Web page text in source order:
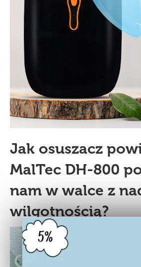
Jak osuszacz
MalTec DH-800
nam w walce z
wilgotnością?